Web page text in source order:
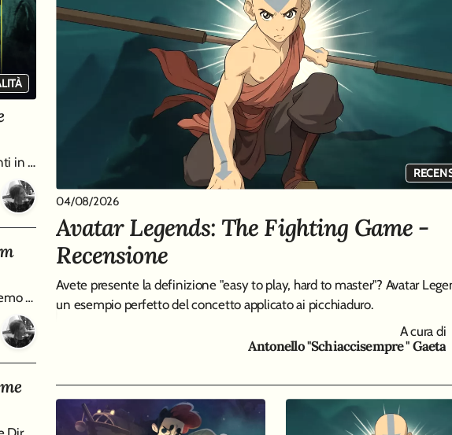
I migliori videogiochi indipendenti in uscita ad agosto 2026, da Big Walk a Entropy
Una selezione di alcune delle demo più sorprendenti di Steam Next Fest, edizione Giugno 2026, da Virtue and a Sledgehammer a Burn-9
104/08/2026
Avatar Legends: The Fighting Game -
Recensione
Avete presente la definizione "easy to play, hard to master"? Avatar
un esempio perfetto del concetto applicato ai picchiaduro.
A cura di
Antonello "Schiaccisempre " Gaeta